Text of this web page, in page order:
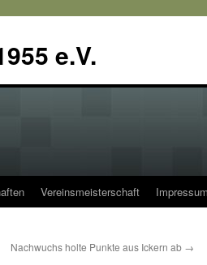
e.V.
Vereinsmeisterschaft
Nachwuchs holte Punkte aus Ickern ab →